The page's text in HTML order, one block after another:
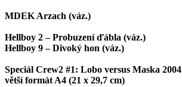
MDEK Arzach (váz.)
Hellboy 2 – Probuzení ďábla (váz.)
Hellboy 9 – Divoký hon (váz.)
Speciál Crew2 #1: Lobo versus Maska 2004
větší formát A4 (21 x 29,7 cm)